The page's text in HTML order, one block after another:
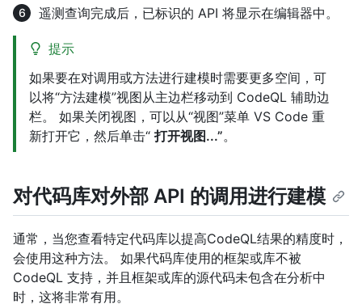
遥测查询完成后，已标识的 API 将显示在编辑器中。
提示
如果要在对调用或方法进行建模时需要更多空间，可
以将“方法建模”视图从主边栏移动到 CodeQL 辅助边
栏。 如果关闭视图，可以从“视图”菜单 VS Code 重
新打开它，然后单击“打开视图...”。
对代码库对外部 API 的调用进行建模
通常，当您查看特定代码库以提高CodeQL结果的精度时，
会使用这种方法。 如果代码库使用的框架或库不被
CodeQL 支持，并且框架或库的源代码未包含在分析中
时，这将非常有用。